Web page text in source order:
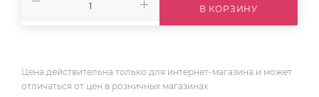
В КОРЗИНУ
Цена действительна только для интернет-магазина и может
отличаться от цен в розничных магазинах